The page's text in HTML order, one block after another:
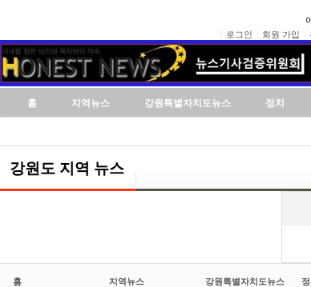
로그인
회원 가입
홈 지역뉴스 강원특별자치도뉴스 정치
강원도 지역 뉴스
홈 지역뉴스 강원특별자치도뉴스